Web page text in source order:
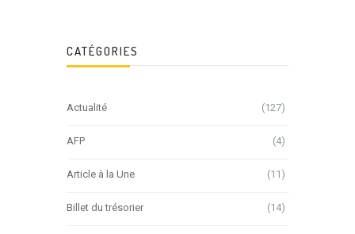
CATÉGORIES
Actualité (127)
AFP (4)
Article à la Une (11)
Billet du trésorier (14)